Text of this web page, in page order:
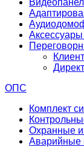
ОПС
Комплект
Охранные
Аварийные